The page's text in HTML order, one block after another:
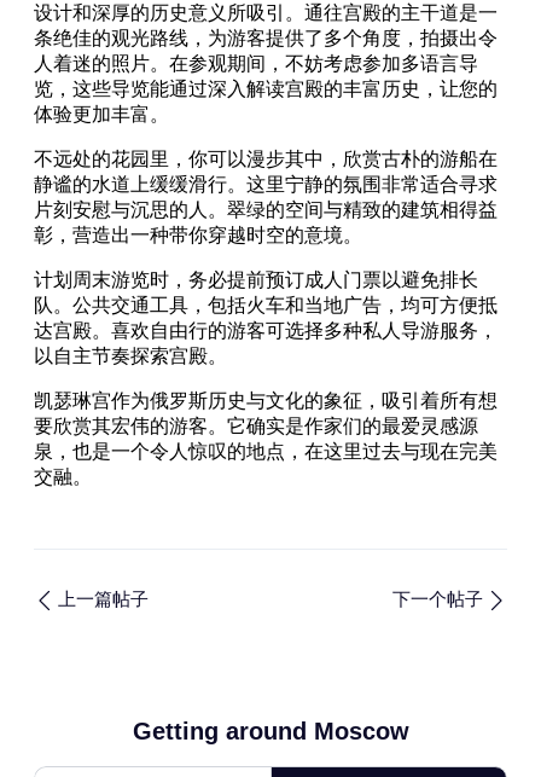
设计和深厚的历史意义所吸引。通往宫殿的主干道是一
条绝佳的观光路线，为游客提供了多个角度，拍摄出令
人着迷的照片。在参观期间，不妨考虑参加多语言导
览，这些导览能通过深入解读宫殿的丰富历史，让您的
体验更加丰富。
不远处的花园里，你可以漫步其中，欣赏古朴的游船在
静谧的水道上缓缓滑行。这里宁静的氛围非常适合寻求
片刻安慰与沉思的人。翠绿的空间与精致的建筑相得益
彰，营造出一种带你穿越时空的意境。
计划周末游览时，务必提前预订成人门票以避免排长
队。公共交通工具，包括火车和当地广告，均可方便抵
达宫殿。喜欢自由行的游客可选择多种私人导游服务，
以自主节奏探索宫殿。
凯瑟琳宫作为俄罗斯历史与文化的象征，吸引着所有想
要欣赏其宏伟的游客。它确实是作家们的最爱灵感源
泉，也是一个令人惊叹的地点，在这里过去与现在完美
交融。
上一篇帖子 下一个帖子
Getting around Moscow